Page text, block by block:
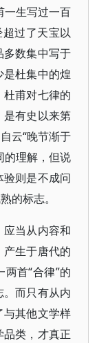
一生写过一百
过了天宝以
数集中写于
杜集中的煌
甫对七律的
有史以来第
云“晚节渐于
的理解，但说
则是不成问
的标志。
当从内容和
生于唐代的
首“合律”的
而只有从内
其他文学样
类，才真正